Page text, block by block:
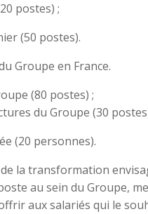
postes) ;
(50 postes).
Groupe en France.
(80 postes) ;
du Groupe (30
(20 personnes).
la transformation
au sein du Groupe,
aux salariés qui le